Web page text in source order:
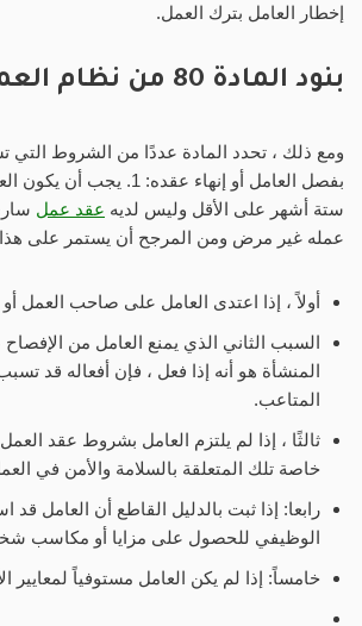
إخطار العامل بترك العمل.
بنود المادة 80 من نظام العمل الجديد
ومع ذلك ، تحدد المادة عددًا من الشروط
بفصل العامل أو إنهاء عقده:
ستة أشهر على الأقل وليس لديه عقد عمل
عمله غير مرض ومن المرجح أن يستمر على هذا
أولاً ، إذا اعتدى العامل على صاحب العمل أو
السبب الثاني الذي يمنع العامل من
المنشأة هو أنه إذا فعل ، فإن أفعاله قد
المتاعب.
ثالثًا ، إذا لم يلتزم العامل بشروط عقد
خاصة تلك المتعلقة بالسلامة والأمن في
رابعا: إذا ثبت بالدليل القاطع أن العامل قد
الوظيفي للحصول على مزايا أو مكاسب
خامساً: إذا لم يكن العامل مستوفياً لمعايير